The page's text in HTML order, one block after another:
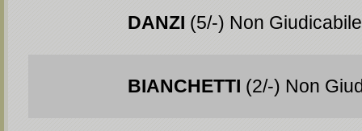
DANZI (5/-) Non Giudicabile
BIANCHETTI (2/-) Non